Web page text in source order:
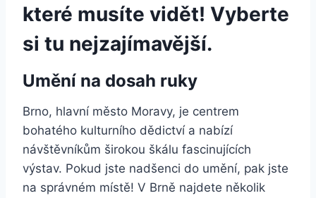
které musíte vidět! Vyberte
si tu nejzajímavější.
Umění na dosah ruky
Brno, hlavní město Moravy, je centrem
bohatého kulturního dědictví a nabízí
návštěvníkům širokou škálu fascinujících
výstav. Pokud jste nadšenci do umění, pak jste
na správném místě! V Brně najdete několik